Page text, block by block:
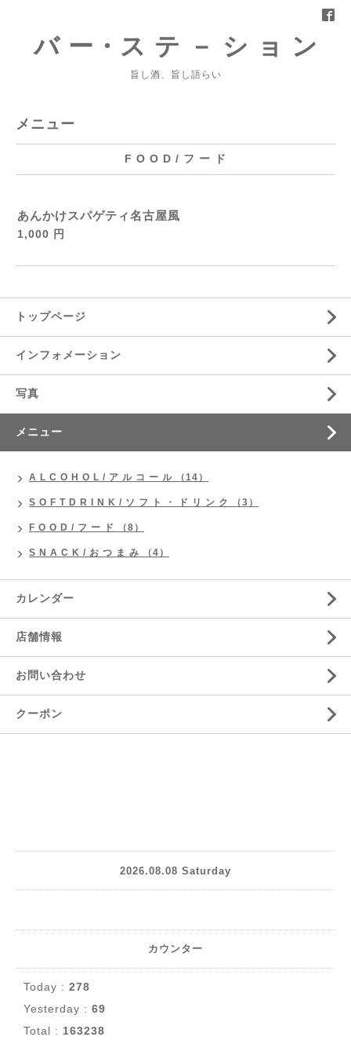
バ ー・ス テ － シ ョ ン
旨し酒、旨し語らい
メニュー
F O O D / フ ー ド
あんかけスパゲティ名古屋風
1,000 円
トップページ
インフォメーション
写真
メニュー
A L C O H O L / ア ル コ ー ル （14）
S O F T D R I N K / ソ フ ト ・ ド リ ン ク （3）
F O O D / フ ー ド （8）
S N A C K / お つ ま み （4）
カレンダー
店舗情報
お問い合わせ
クーポン
2026.08.08 Saturday
カウンター
Today : 278
Yesterday : 69
Total : 163238